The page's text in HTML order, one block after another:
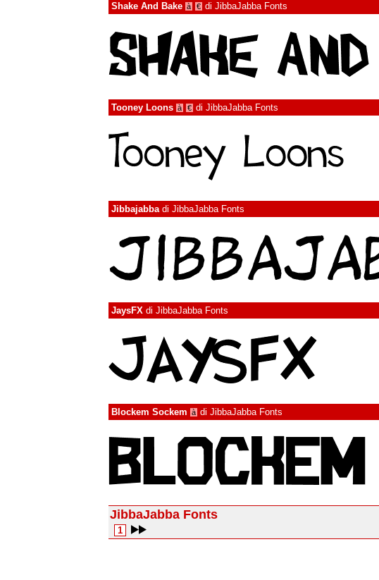
Shake And Bake à € di JibbaJabba Fonts
Tooney Loons à € di JibbaJabba Fonts
Jibbajabbadi JibbaJabba Fonts
JaysFX di JibbaJabba Fonts
Blockem Sockem à di JibbaJabba Fonts
JibbaJabba Fonts
1